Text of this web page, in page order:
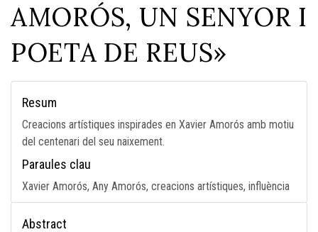
AMORÓS, UN SENYOR I
POETA DE REUS»
Resum
Creacions artístiques inspirades en Xavier Amorós amb motiu
del centenari del seu naixement.
Paraules clau
Xavier Amorós, Any Amorós, creacions artístiques, influència
Abstract